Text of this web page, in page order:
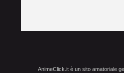
AnimeClick.it è un sito amatoriale